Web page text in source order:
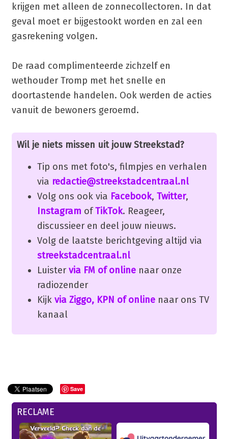
krijgen met alleen de zonnecollectoren. In dat
geval moet er bijgestookt worden en zal een
gasrekening volgen.
De raad complimenteerde zichzelf en
wethouder Tromp met het snelle en
doortastende handelen. Ook werden de acties
vanuit de bewoners geroemd.
Wil je niets missen uit jouw Streekstad?
Tip ons met foto's, filmpjes en verhalen
via redactie@streekstadcentraal.nl
Volg ons ook via Facebook, Twitter,
Instagram ofTikTok. Reageer,
discussieer en deel jouw nieuws.
Volg de laatste berichtgeving altijd via
streekstadcentraal.nl
Luister via FM of onlinenaar onze
radiozender
Kijk via Ziggo, KPN of onlinenaar ons TV
kanaal
Save
RECLAME